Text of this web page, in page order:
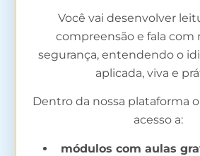
Você vai desenvolver
compreensão e fala com
segurança, entendendo o
aplicada, viva e
Dentro da nossa plataforma
acesso a:
módulos com aulas